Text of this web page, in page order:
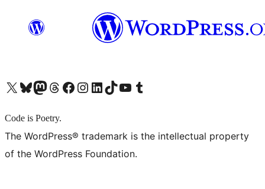
X (旧 Twitter) アカウントへBluesky アカウントへMastodon アカウントへThreads アカウントへ Facebook ページへInstagram アカウントへ LinkedIn アカウントへTikTok アカウントへYouTube チャンネルへ Tumblr アカウントへ
Code is Poetry.
The WordPress® trademark is the intellectual property
of the WordPress Foundation.